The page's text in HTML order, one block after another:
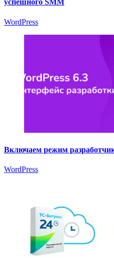
успешного SMM
WordPress
Включаем режим
WordPress